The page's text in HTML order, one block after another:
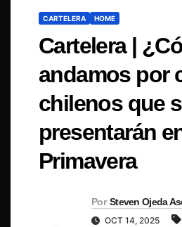
CARTELERA HOME
Cartelera |
andamos por
chilenos que
presentarán
Primavera
Por Steven Ojeda
OCT 14, 2025